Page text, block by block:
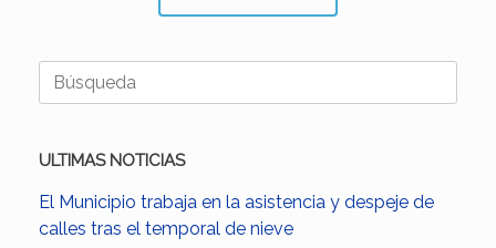
Buscar:
ULTIMAS NOTICIAS
El Municipio trabaja en la asistencia y despeje de
calles tras el temporal de nieve